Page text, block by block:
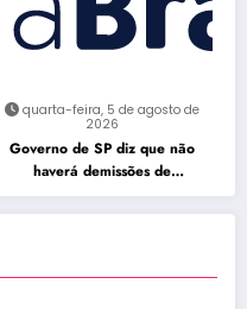
quarta-feira, 5 de agosto de
2026
Governo de SP diz que não
haverá demissões de
funcionários da CPTM